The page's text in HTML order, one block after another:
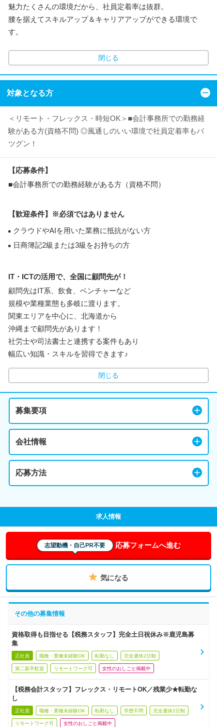
魅力たくさんの環境だから、社員定着率は抜群。
腰を据えてスキルアップ＆キャリアアップができる環境で
す。
閉じる
対象となる方
＜リモート・フレックス・時短OK＞■会計事務所での勤務経
験がある方(資格不問) ◎風通しのいい環境で社員定着率もバ
ツグン！
【応募条件】
■会計事務所での勤務経験がある方（資格不問）
【歓迎条件】※必須ではありません
クラウドやAIを用いた業務に抵抗がない方
日商簿記2級または3級をお持ちの方
IT・ICTの活用で、全国に顧問先が！
顧問先はIT系、飲食、ベンチャーなど
規模や業種業態も多岐に渡ります。
関東エリアを中心に、北海道から
沖縄まで顧問先があります！
社労士や司法書士と連携する案件もあり
幅広い知識・スキルを習得できます♪
閉じる
募集要項
会社情報
応募方法
求人情報
志望動機・自己PR不要 応募フォームへ進む
気になる
その他の募集情報
資格取得も目指せる【税務スタッフ】完全土日祝休み※鹿児島募
集
正社員 職種・業種未経験OK 転勤なし 完全週休2日制
第二新卒歓迎 リモートワーク可 女性のおしごと掲載中
【税務会計スタッフ】フレックス・リモートOK／残業少★転勤な
し
正社員 職種・業種未経験OK 転勤なし 学歴不問 完全週休2日制
リモートワーク可 女性のおしごと掲載中